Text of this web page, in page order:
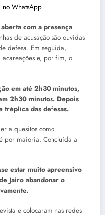
no WhatsApp
com a presença
de acusação são ouvidas
defesa. Em seguida,
acareações e, por fim, o
em até 2h30 minutos,
2h30 minutos. Depois
tréplica das defesas.
a quesitos como
por maioria. Concluída a
estar muito apreensivo
Jairo abandonar o
e colocaram nas redes